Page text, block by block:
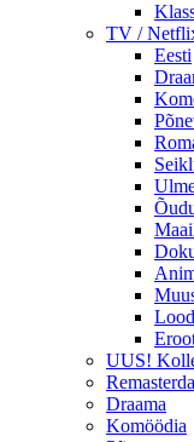
TV /
Eesti
UUS!
Draama
Komöödia